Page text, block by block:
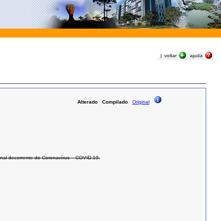
| voltar ajuda
Alterado Compilado Original
decorrente do Coronavírus – COVID-19.